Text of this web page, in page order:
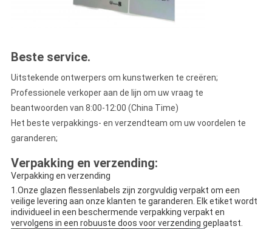
Beste service.
Uitstekende ontwerpers om kunstwerken te creëren;
Professionele verkoper aan de lijn om uw vraag te
beantwoorden van 8:00-12:00 (China Time)
Het beste verpakkings- en verzendteam om uw voordelen te
garanderen;
Verpakking en verzending:
Verpakking en verzending
1.Onze glazen flessenlabels zijn zorgvuldig verpakt om een
veilige levering aan onze klanten te garanderen. Elk etiket wordt
individueel in een beschermende verpakking verpakt en
vervolgens in een robuuste doos voor verzending geplaatst.